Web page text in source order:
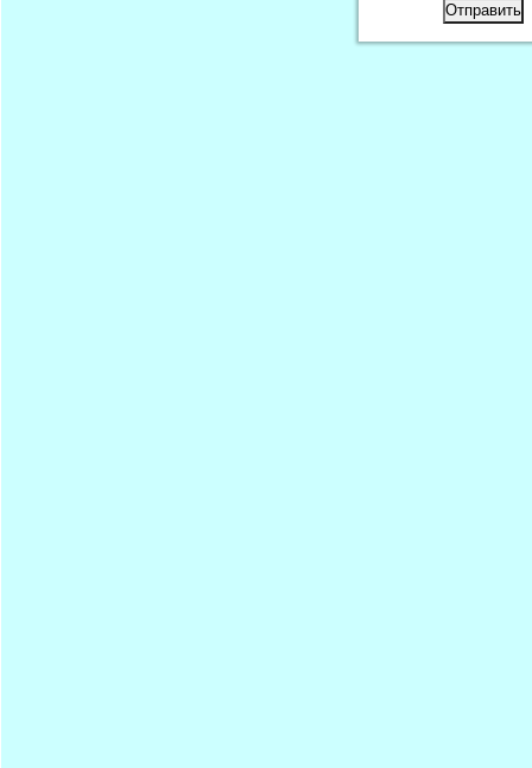
Отправить